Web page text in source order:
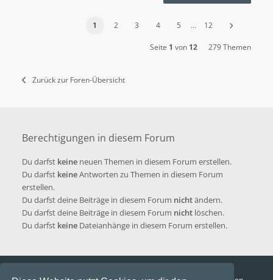
1 2 3 4 5 … 12
Seite 1 von 12 279 Themen
Zurück zur Foren-Übersicht
Berechtigungen in diesem Forum
Du darfst keine neuen Themen in diesem Forum erstellen.
Du darfst keineAntworten zu Themen in diesem Forum
erstellen.
Du darfst deine Beiträge in diesem Forum nichtändern.
Du darfst deine Beiträge in diesem Forum nicht löschen.
Du darfst keine Dateianhänge in diesem Forum erstellen.